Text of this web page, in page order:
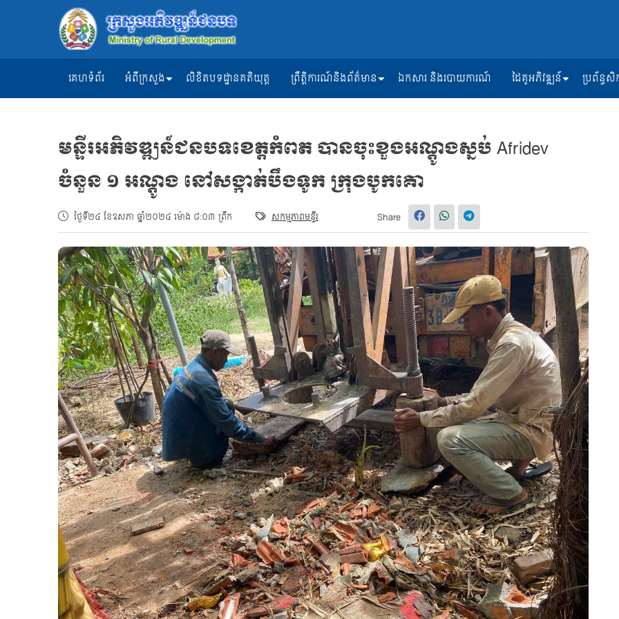
គេហទំព័រ អំពីក្រសួង លិខិតបទដ្ឋានគតិយុត្ត ព្រឹត្តិការណ៍និងព័ត៌មាន ឯកសារ និងរបាយការណ៍ ដៃគូអភិវឌ្ឍន៍ ប្រព័ន្ធ
មន្ទីរ​អភិវឌ្ឍ​ន៍ជនបទខេត្តកំពត បានចុះខួងអណ្ដូង​ស្នប់​ Afridev
ចំនួន​ ១ អណ្តូង​ នៅសង្កាត់​បឹងទូក​ ក្រុង​បូកគោ
ថ្ងៃទី២៤ ខែឧសភា ឆ្នាំ២០២៤ ម៉ោង ៨:០៣ ព្រឹក សកម្មភាពមន្ទីរ Share